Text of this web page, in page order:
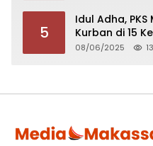
5
Idul Adha,
Kurban di 15
08/06/2025